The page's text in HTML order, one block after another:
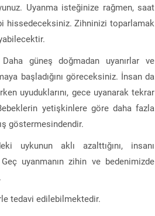
Uyanma isteğinize rağmen, saat
hissedeceksiniz. Zihninizi toparlamak
güneş doğmadan uyanırlar ve
başladığını göreceksiniz. İnsan da
uyuduklarını, gece uyanarak tekrar
yetişkinlere göre daha fazla
göstermesindendir.
uykunun aklı azalttığını, insanı
uyanmanın zihin ve bedenimizde
tedavi edilebilmektedir.